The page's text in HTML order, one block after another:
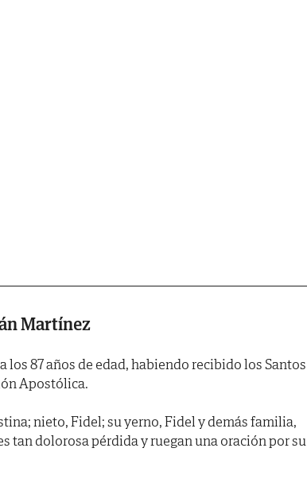
Martínez
los 87 años de edad, habiendo recibido los Santos
Apostólica.
nieto, Fidel; su yerno, Fidel y demás familia,
tan dolorosa pérdida y ruegan una oración por su